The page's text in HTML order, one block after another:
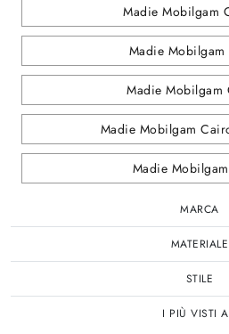
Madie Mobilgam
Madie Mobilgam
Madie Mobilgam
Madie Mobilgam
Madie
MARCA
MATERIALE
STILE
I PIÙ VISTI